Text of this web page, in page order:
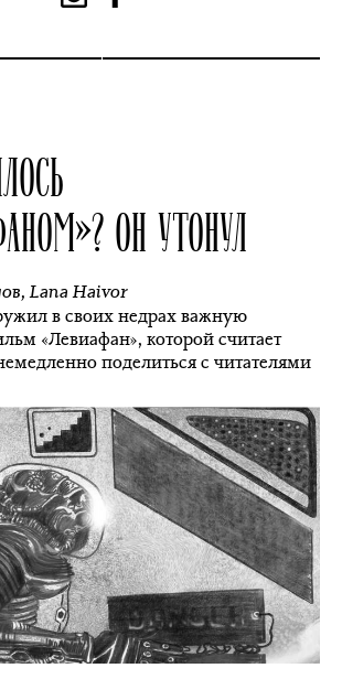
ОН УТОНУЛ
,Lana Haivor
в своих недрах важную
«Левиафан», которой считает
поделиться с читателями